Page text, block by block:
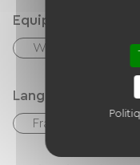
Equipements
Wifi gratuit
Langues parlées
Français